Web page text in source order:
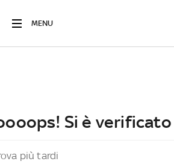
MENU
Si è
più tardi